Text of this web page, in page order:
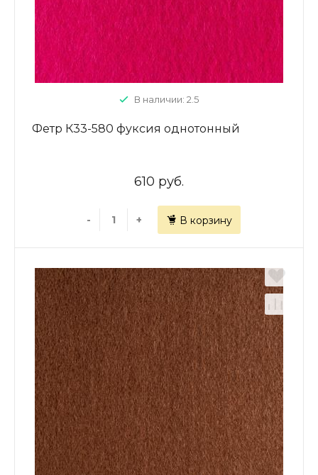
В наличии: 2.5
Фетр К33-580 фуксия однотонный
610 руб.
- + В корзину